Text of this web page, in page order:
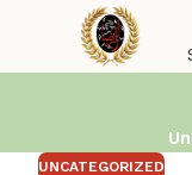
UNCATEGORIZED